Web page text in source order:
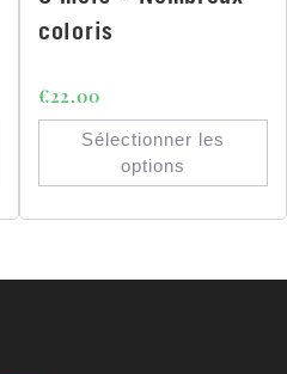
coloris
€22.00
Sélectionner les
options